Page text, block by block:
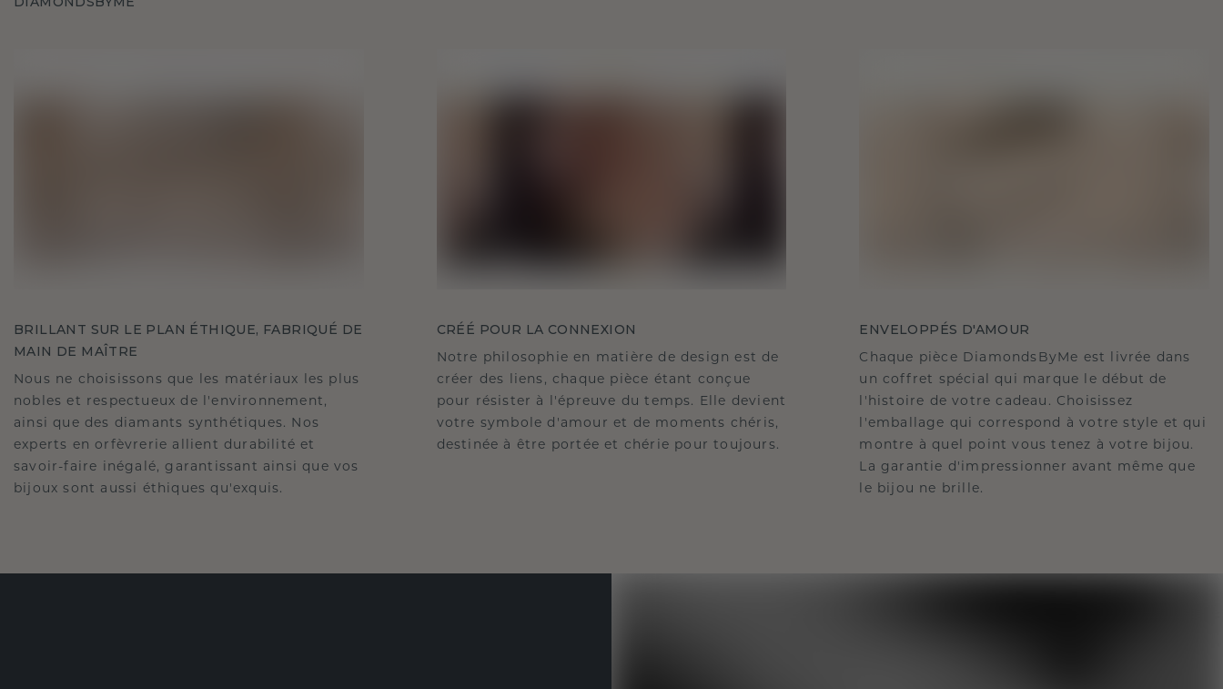
BRILLANT SUR LE PLAN ÉTHIQUE, FABRIQUÉ DE
MAIN DE MAÎTRE
Nous ne choisissons que les matériaux les plus
nobles et respectueux de l'environnement,
ainsi que des diamants synthétiques. Nos
experts en orfèvrerie allient durabilité et
savoir-faire inégalé, garantissant ainsi que vos
bijoux sont aussi éthiques qu'exquis.
CRÉÉ POUR LA CONNEXION
Notre philosophie en matière de design est de
créer des liens, chaque pièce étant conçue
pour résister à l'épreuve du temps. Elle devient
votre symbole d'amour et de moments chéris,
destinée à être portée et chérie pour toujours.
ENVELOPPÉS D'AMOUR
Chaque pièce DiamondsByMe est livrée dans
un coffret spécial qui marque le début de
l'histoire de votre cadeau. Choisissez
l'emballage qui correspond à votre style et qui
montre à quel point vous tenez à votre bijou.
La garantie d'impressionner avant même que
le bijou ne brille.